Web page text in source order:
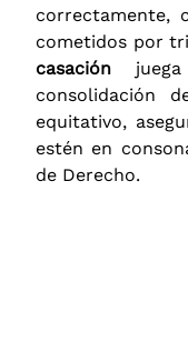
correctamente,
cometidos por
casación
consolidación
equitativo,
estén en
de Derecho.